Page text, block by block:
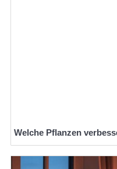
Welche Pflanzen